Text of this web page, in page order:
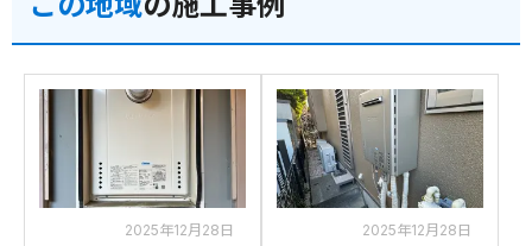
2025年12月28日
2025年12月28日